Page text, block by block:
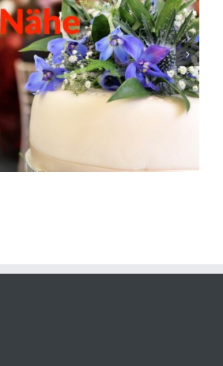
Kulturscheune Obernsees